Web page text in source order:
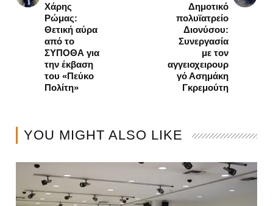
Χάρης
Ρώμας:
Θετική αύρα
από το
ΣΥΠΟΘΑ για
την έκβαση
του «Πεύκο
Πολίτη»
Δημοτικό
πολυϊατρείο
Διονύσου:
Συνεργασία
με τον
αγγειοχειρουρ
γό Ασημάκη
Γκρεμούτη
YOU MIGHT ALSO LIKE